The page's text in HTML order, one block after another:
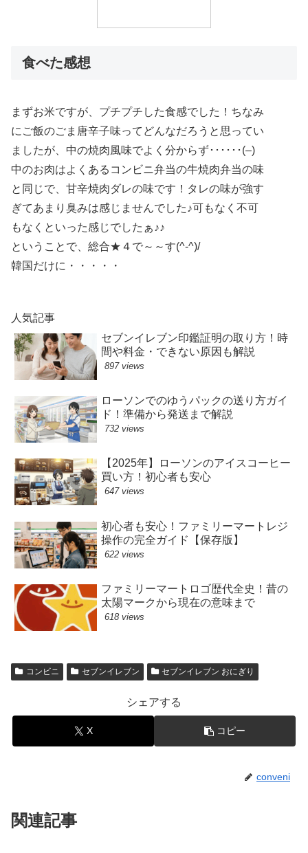
食べた感想
まずお米ですが、プチプチした食感でした！ちなみ
にご飯のごま唐辛子味ってどんなだろうと思ってい
ましたが、中の焼肉風味でよく分からず･･････(–)
中のお肉はよくあるコンビニ弁当の牛焼肉弁当の味
と同じで、甘辛焼肉ダレの味です！タレの味が強す
ぎてあまり臭みは感じませんでした♪可もなく不可
もなくといった感じでしたぁ♪♪
ということで、総合★４で～～す(^-^)/
韓国だけに・・・・・
人気記事
セブンイレブン印鑑証明の取り方！時
間や料金・できない原因も解説
897 views
ローソンでのゆうパックの送り方ガイ
ド！準備から発送まで解説
732 views
【2025年】ローソンのアイスコーヒー
買い方！初心者も安心
647 views
初心者も安心！ファミリーマートレジ
操作の完全ガイド【保存版】
622 views
ファミリーマートロゴ歴代全史！昔の
太陽マークから現在の意味まで
618 views
コンビニ セブンイレブン セブンイレブン おにぎり
シェアする
X コピー
conveni
関連記事